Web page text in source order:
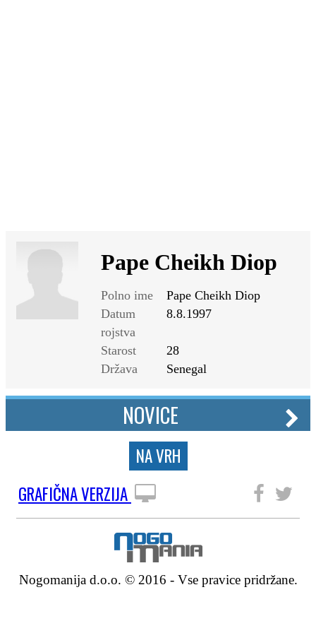
Pape Cheikh Diop
Polno ime
Pape Cheikh Diop
Datum
rojstva
8.8.1997
Starost
28
Država
Senegal
NOVICE
NA VRH
GRAFIČNA VERZIJA
Nogomanija d.o.o. © 2016 - Vse pravice pridržane.